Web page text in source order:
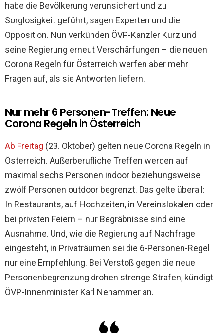
habe die Bevölkerung verunsichert und zu
Sorglosigkeit geführt, sagen Experten und die
Opposition. Nun verkünden ÖVP-Kanzler Kurz und
seine Regierung erneut Verschärfungen – die neuen
Corona Regeln für Österreich werfen aber mehr
Fragen auf, als sie Antworten liefern.
Nur mehr 6 Personen-Treffen: Neue
Corona Regeln in Österreich
Ab Freitag (23. Oktober) gelten neue Corona Regeln in
Österreich. Außerberufliche Treffen werden auf
maximal sechs Personen indoor beziehungsweise
zwölf Personen outdoor begrenzt. Das gelte überall:
In Restaurants, auf Hochzeiten, in Vereinslokalen oder
bei privaten Feiern – nur Begräbnisse sind eine
Ausnahme. Und, wie die Regierung auf Nachfrage
eingesteht, in Privaträumen sei die 6-Personen-Regel
nur eine Empfehlung. Bei Verstoß gegen die neue
Personenbegrenzung drohen strenge Strafen, kündigt
ÖVP-Innenminister Karl Nehammer an.